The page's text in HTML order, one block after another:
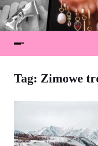
Tag: Zimowe